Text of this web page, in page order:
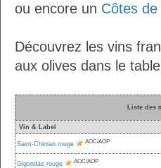
ou encore un Côtes
Découvrez les vins
aux olives dans le
Liste des
Vin & Label
Saint-Chinian rouge AOC/AOP
Gigondas rouge AOC/AOP